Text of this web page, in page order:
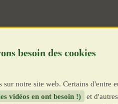
notre site web. Certains d'entre
vidéos en ont besoin !)
et